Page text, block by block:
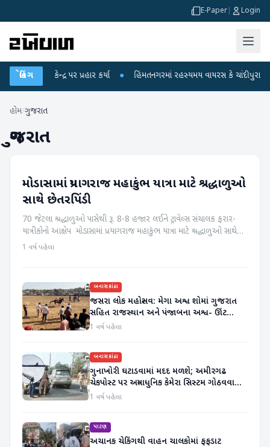
E-Paper Login
બ્રેકિંગ
કેન્દ્ર પર પ્રહાર કર્યા ● હિંમતનગરમાં રહસ્યમય વાયરસ કે ચાંદીપુરા? 6
હોમ/ગુજરાત
ગુજરાત
અરવલ્લી
મોડાસામાં પ્રયાગરાજ મહાકુંભ યાત્રા માટે શ્રદ્ધાળુઓ
સાથે છેતરપિંડી
70 જેટલા શ્રદ્ધાળુઓ પાસેથી રૂ. 8-8 હજાર લઈને ટ્રાવેલ્સ સંચાલક ફરાર-
યાત્રીકોનો આક્ષેપ મોડાસામાં પ્રયાગરાજ મહાકુંભ યાત્રા માટે શ્રદ્ધાળુઓ સાથે
મોટી છેતરપિંડી સામે આવી છે. મોડાસા સબજેલ પાસેની ટૂર્સ એ...
1 વર્ષ પહેલા
બનાસકાંઠા
જસરા લોક મહોત્સવ: મેગા અશ્વ શોમાં ગુજરાત
સહિત રાજસ્થાન અને પંજાબના અશ્વ- ઊંટ
સવારો ઉમટ્યા
1 વર્ષ પહેલા
બનાસકાંઠા
ગુનાખોરી ઘટાડવામાં મદદ મળશે; અમીરગઢ
ચેકપોસ્ટ પર અત્યાધુનિક કેમેરા સિસ્ટમ ગોઠવવામાં
આવી
1 વર્ષ પહેલા
પાટણ
અચાનક ચેકિંગથી વાહન ચાલકોમાં ફફડાટ